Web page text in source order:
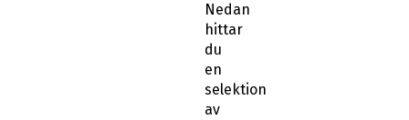
Nedan
hittar
du
en
selektion
av